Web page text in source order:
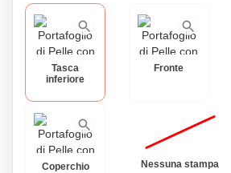
Tasca
inferiore
Fronte
Coperchio Nessuna stampa